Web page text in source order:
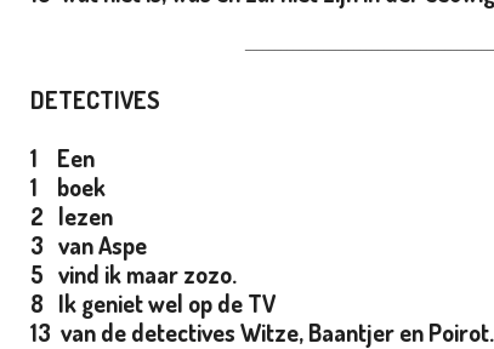
DETECTIVES
1 Een
1 boek
2 lezen
3 van Aspe
5 vind ik maar zozo.
8 Ik geniet wel op de TV
13 van de detectives Witze, Baantjer en Poirot.